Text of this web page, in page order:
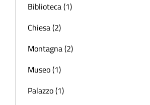
Biblioteca (1)
Chiesa (2)
Montagna (2)
Museo (1)
Palazzo (1)